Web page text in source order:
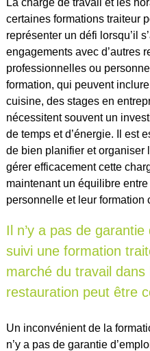
La charge de travail et les
certaines formations traiteur
représenter un défi lorsqu’il
engagements avec d’autres
professionnelles ou
formation, qui peuvent
cuisine, des stages en
nécessitent souvent un
de temps et d’énergie. Il est
de bien planifier et organiser
gérer efficacement cette
maintenant un équilibre
personnelle et leur formation
Il n’y a pas de garantie
suivi une formation
marché du travail
restauration peut être
Un inconvénient de la
n’y a pas de garantie